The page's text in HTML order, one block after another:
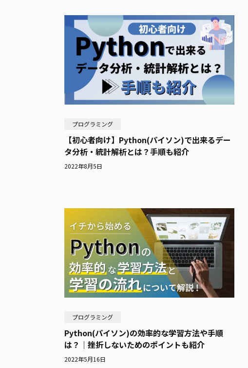
プログラミング
【初心者向け】Python(パイソン)で出来るデー
タ分析・統計解析とは？手順も紹介
2022年8月5日
プログラミング
Python(パイソン)の効率的な学習方法や手順
は？｜挫折しないためのポイントも紹介
2022年5月16日